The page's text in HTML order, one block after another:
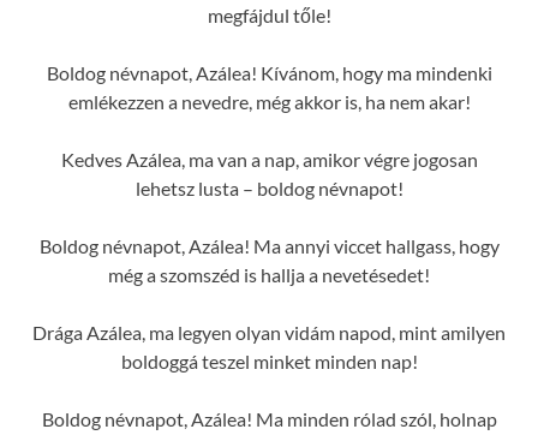
megfájdul tőle!
Boldog névnapot, Azálea! Kívánom, hogy ma mindenki
emlékezzen a nevedre, még akkor is, ha nem akar!
Kedves Azálea, ma van a nap, amikor végre jogosan
lehetsz lusta – boldog névnapot!
Boldog névnapot, Azálea! Ma annyi viccet hallgass, hogy
még a szomszéd is hallja a nevetésedet!
Drága Azálea, ma legyen olyan vidám napod, mint amilyen
boldoggá teszel minket minden nap!
Boldog névnapot, Azálea! Ma minden rólad szól, holnap